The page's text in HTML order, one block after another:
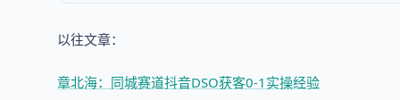
以往文章：
章北海：同城赛道抖音DSO获客0-1实操经验